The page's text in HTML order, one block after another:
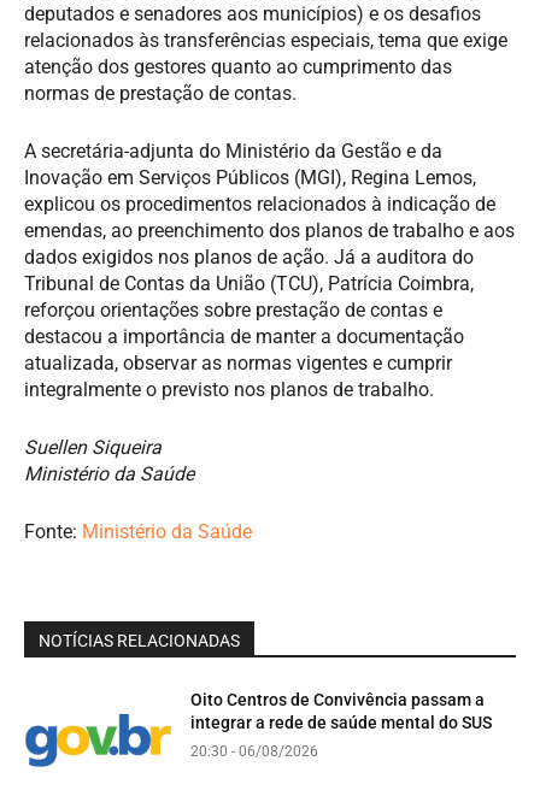
deputados e senadores aos municípios) e os desafios
relacionados às transferências especiais, tema que exige
atenção dos gestores quanto ao cumprimento das
normas de prestação de contas.
A secretária-adjunta do Ministério da Gestão e da
Inovação em Serviços Públicos (MGI), Regina Lemos,
explicou os procedimentos relacionados à indicação de
emendas, ao preenchimento dos planos de trabalho e aos
dados exigidos nos planos de ação. Já a auditora do
Tribunal de Contas da União (TCU), Patrícia Coimbra,
reforçou orientações sobre prestação de contas e
destacou a importância de manter a documentação
atualizada, observar as normas vigentes e cumprir
integralmente o previsto nos planos de trabalho.
Suellen Siqueira
Ministério da Saúde
Fonte: Ministério da Saúde
NOTÍCIAS RELACIONADAS
Oito Centros de Convivência passam a
integrar a rede de saúde mental do SUS
20:30 - 06/08/2026